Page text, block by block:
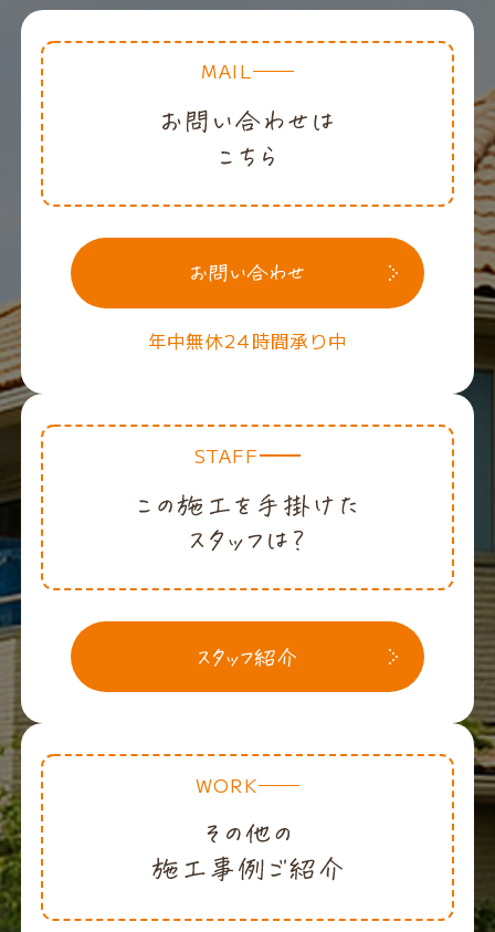
MAIL
年中無休24時間承り中
STAFF
WORK